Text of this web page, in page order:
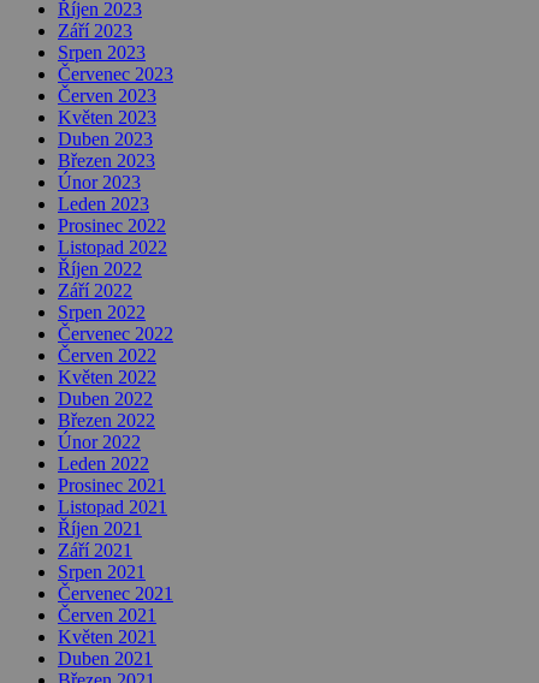
Říjen 2023
Září 2023
Srpen 2023
Červenec 2023
Červen 2023
Květen 2023
Duben 2023
Březen 2023
Únor 2023
Leden 2023
Prosinec 2022
Listopad 2022
Říjen 2022
Září 2022
Srpen 2022
Červenec 2022
Červen 2022
Květen 2022
Duben 2022
Březen 2022
Únor 2022
Leden 2022
Prosinec 2021
Listopad 2021
Říjen 2021
Září 2021
Srpen 2021
Červenec 2021
Červen 2021
Květen 2021
Duben 2021